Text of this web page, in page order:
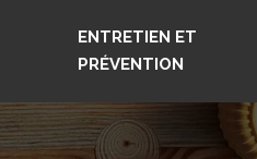
ENTRETIEN ET
PRÉVENTION